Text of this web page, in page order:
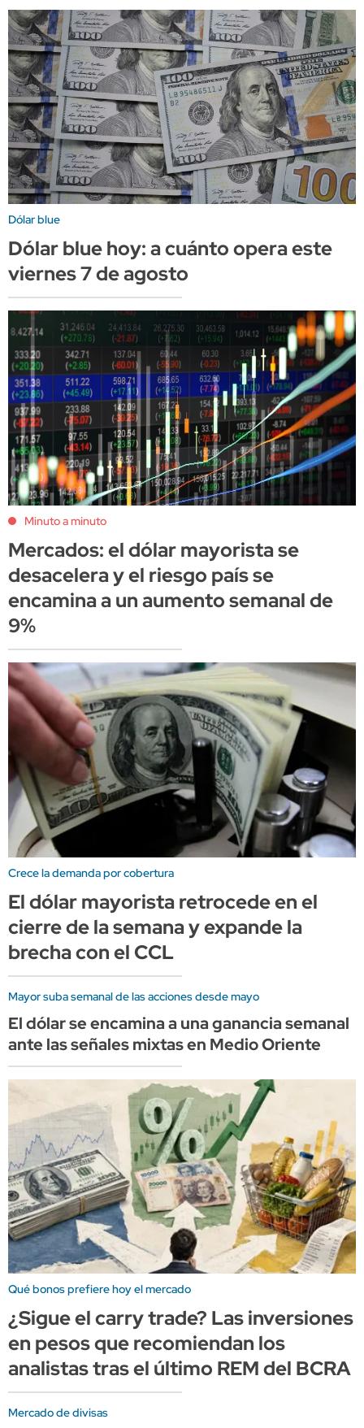
Dólar blue
Dólar blue hoy: a cuánto opera este
viernes 7 de agosto
Minuto a minuto
Mercados: el dólar mayorista se
desacelera y el riesgo país se
encamina a un aumento semanal de
9%
Crece la demanda por cobertura
El dólar mayorista retrocede en el
cierre de la semana y expande la
brecha con el CCL
Mayor suba semanal de las acciones desde mayo
El dólar se encamina a una ganancia semanal
ante las señales mixtas en Medio Oriente
Qué bonos prefiere hoy el mercado
¿Sigue el carry trade? Las inversiones
en pesos que recomiendan los
analistas tras el último REM del BCRA
Mercado de divisas